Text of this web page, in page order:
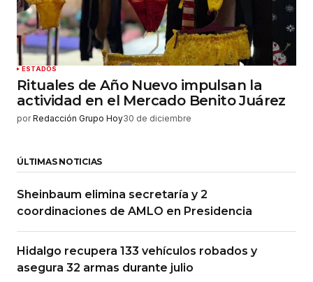
ESTADOS
Rituales de Año Nuevo impulsan la
actividad en el Mercado Benito Juárez
por Redacción Grupo Hoy30 de diciembre
ÚLTIMAS NOTICIAS
Sheinbaum elimina secretaría y 2
coordinaciones de AMLO en Presidencia
Hidalgo recupera 133 vehículos robados y
asegura 32 armas durante julio